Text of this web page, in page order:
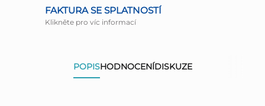
FAKTURA SE SPLATNOSTÍ
Klikněte pro víc informací
POPISHODNOCENÍDISKUZE